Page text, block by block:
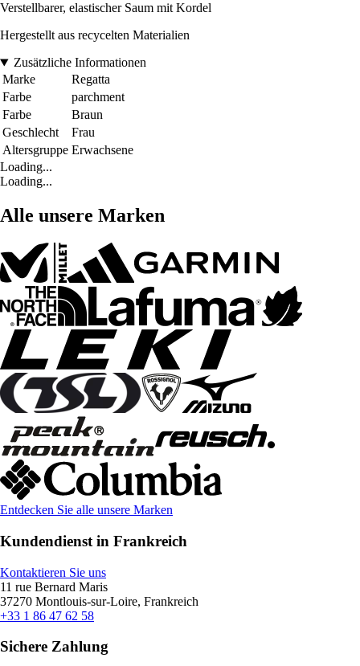
Verstellbarer, elastischer Saum mit Kordel
Hergestellt aus recycelten Materialien
Zusätzliche Informationen
Marke
Regatta
Farbe
parchment
Farbe
Braun
Geschlecht
Frau
Altersgruppe Erwachsene
Loading...
Loading...
Alle unsere Marken
Entdecken Sie alle unsere Marken
Kundendienst in Frankreich
Kontaktieren Sie uns
11 rue Bernard Maris
37270 Montlouis-sur-Loire, Frankreich
+33 1 86 47 62 58
Sichere Zahlung